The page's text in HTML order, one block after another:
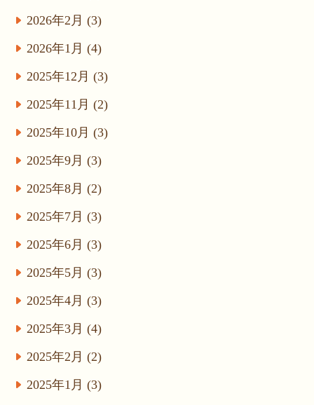
2026年2月 (3)
2026年1月 (4)
2025年12月 (3)
2025年11月 (2)
2025年10月 (3)
2025年9月 (3)
2025年8月 (2)
2025年7月 (3)
2025年6月 (3)
2025年5月 (3)
2025年4月 (3)
2025年3月 (4)
2025年2月 (2)
2025年1月 (3)